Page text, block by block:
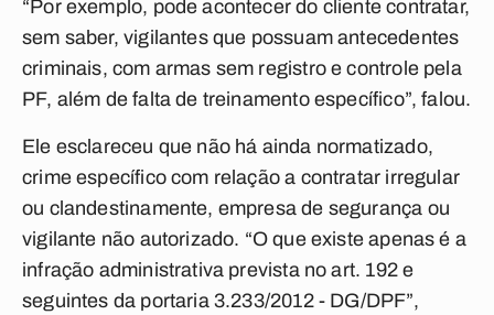
“Por exemplo, pode acontecer do cliente contratar,
sem saber, vigilantes que possuam antecedentes
criminais, com armas sem registro e controle pela
PF, além de falta de treinamento específico”, falou.
Ele esclareceu que não há ainda normatizado,
crime específico com relação a contratar irregular
ou clandestinamente, empresa de segurança ou
vigilante não autorizado. “O que existe apenas é a
infração administrativa prevista no art. 192 e
seguintes da portaria 3.233/2012 - DG/DPF”,